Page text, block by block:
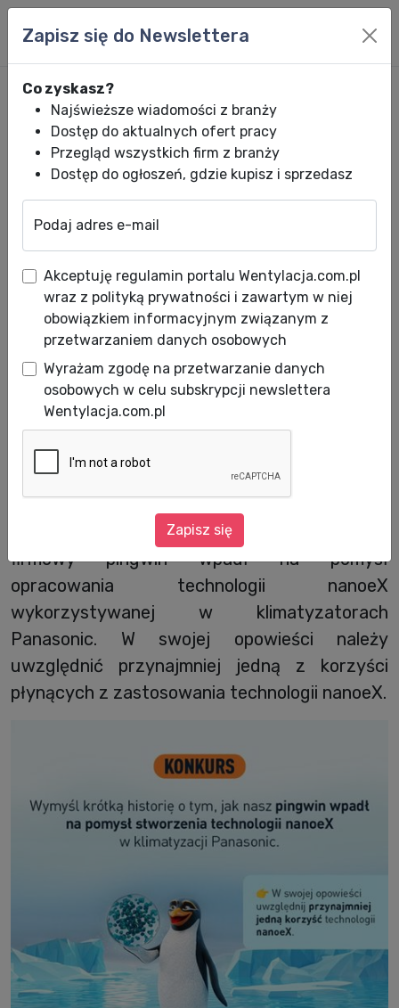
Panasonic Aquarea zaprasza
do wakacyjnego konkursu na
Facebooku
Data publikacji: 07.07.2026
Panasonic Aquarea rozpoczął wakacyjny
konkurs skierowany do użytkowników mediów
zadanie stworzyć krótką historię o tym, jak
firmowy pingwin wpadł na pomysł
opracowania technologii nanoeX
wykorzystywanej w klimatyzatorach
Panasonic. W swojej opowieści należy
uwzględnić przynajmniej jedną z korzyści
płynących z zastosowania technologii nanoeX.
Zapisz się do Newslettera
Co zyskasz?
Najświeższe wiadomości z branży
Dostęp do aktualnych ofert pracy
Przegląd wszystkich firm z branży
Dostęp do ogłoszeń, gdzie kupisz i sprzedasz
Podaj adres e-mail
Akceptuję regulamin portalu Wentylacja.com.pl
wraz z polityką prywatności i zawartym w niej
obowiązkiem informacyjnym związanym z
przetwarzaniem danych osobowych
Wyrażam zgodę na przetwarzanie danych
osobowych w celu subskrypcji newslettera
Wentylacja.com.pl
Zapisz się